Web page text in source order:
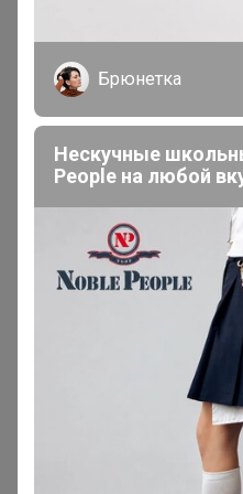
возможность выкупить
Martin Tabac Gourmand
ответ!
little_genius
В теме "СП Новогодний
Сахалинская икра
- с гарантией качества"
17 декабря, 2019 09:05
Мне
удобный развоз, в какой
Брюнетка
Нескучные
Реoplе на любой